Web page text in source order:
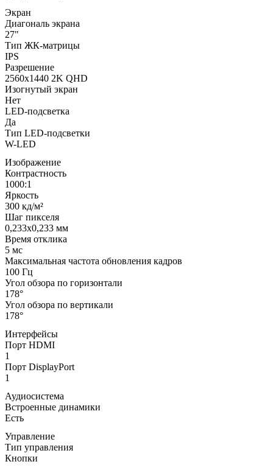
Экран
Диагональ экрана
27"
Тип ЖК-матрицы
IPS
Разрешение
2560x1440 2K QHD
Изогнутый экран
Нет
LED-подсветка
Да
Тип LED-подсветки
W-LED
Изображение
Контрастность
1000:1
Яркость
300 кд/м²
Шаг пикселя
0,233x0,233 мм
Время отклика
5 мс
Максимальная частота обновления кадров
100 Гц
Угол обзора по горизонтали
178°
Угол обзора по вертикали
178°
Интерфейсы
Порт HDMI
1
Порт DisplayPort
1
Аудиосистема
Встроенные динамики
Есть
Управление
Тип управления
Кнопки